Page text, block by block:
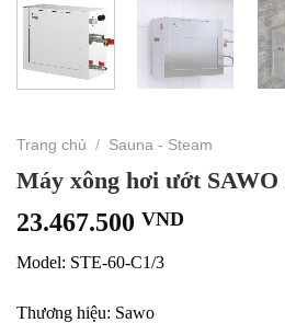
Trang chủ / Sauna - Steam
Máy xông hơi ướt
23.467.500 VND
Model: STE-60-C1/3
Thương hiệu: Sawo